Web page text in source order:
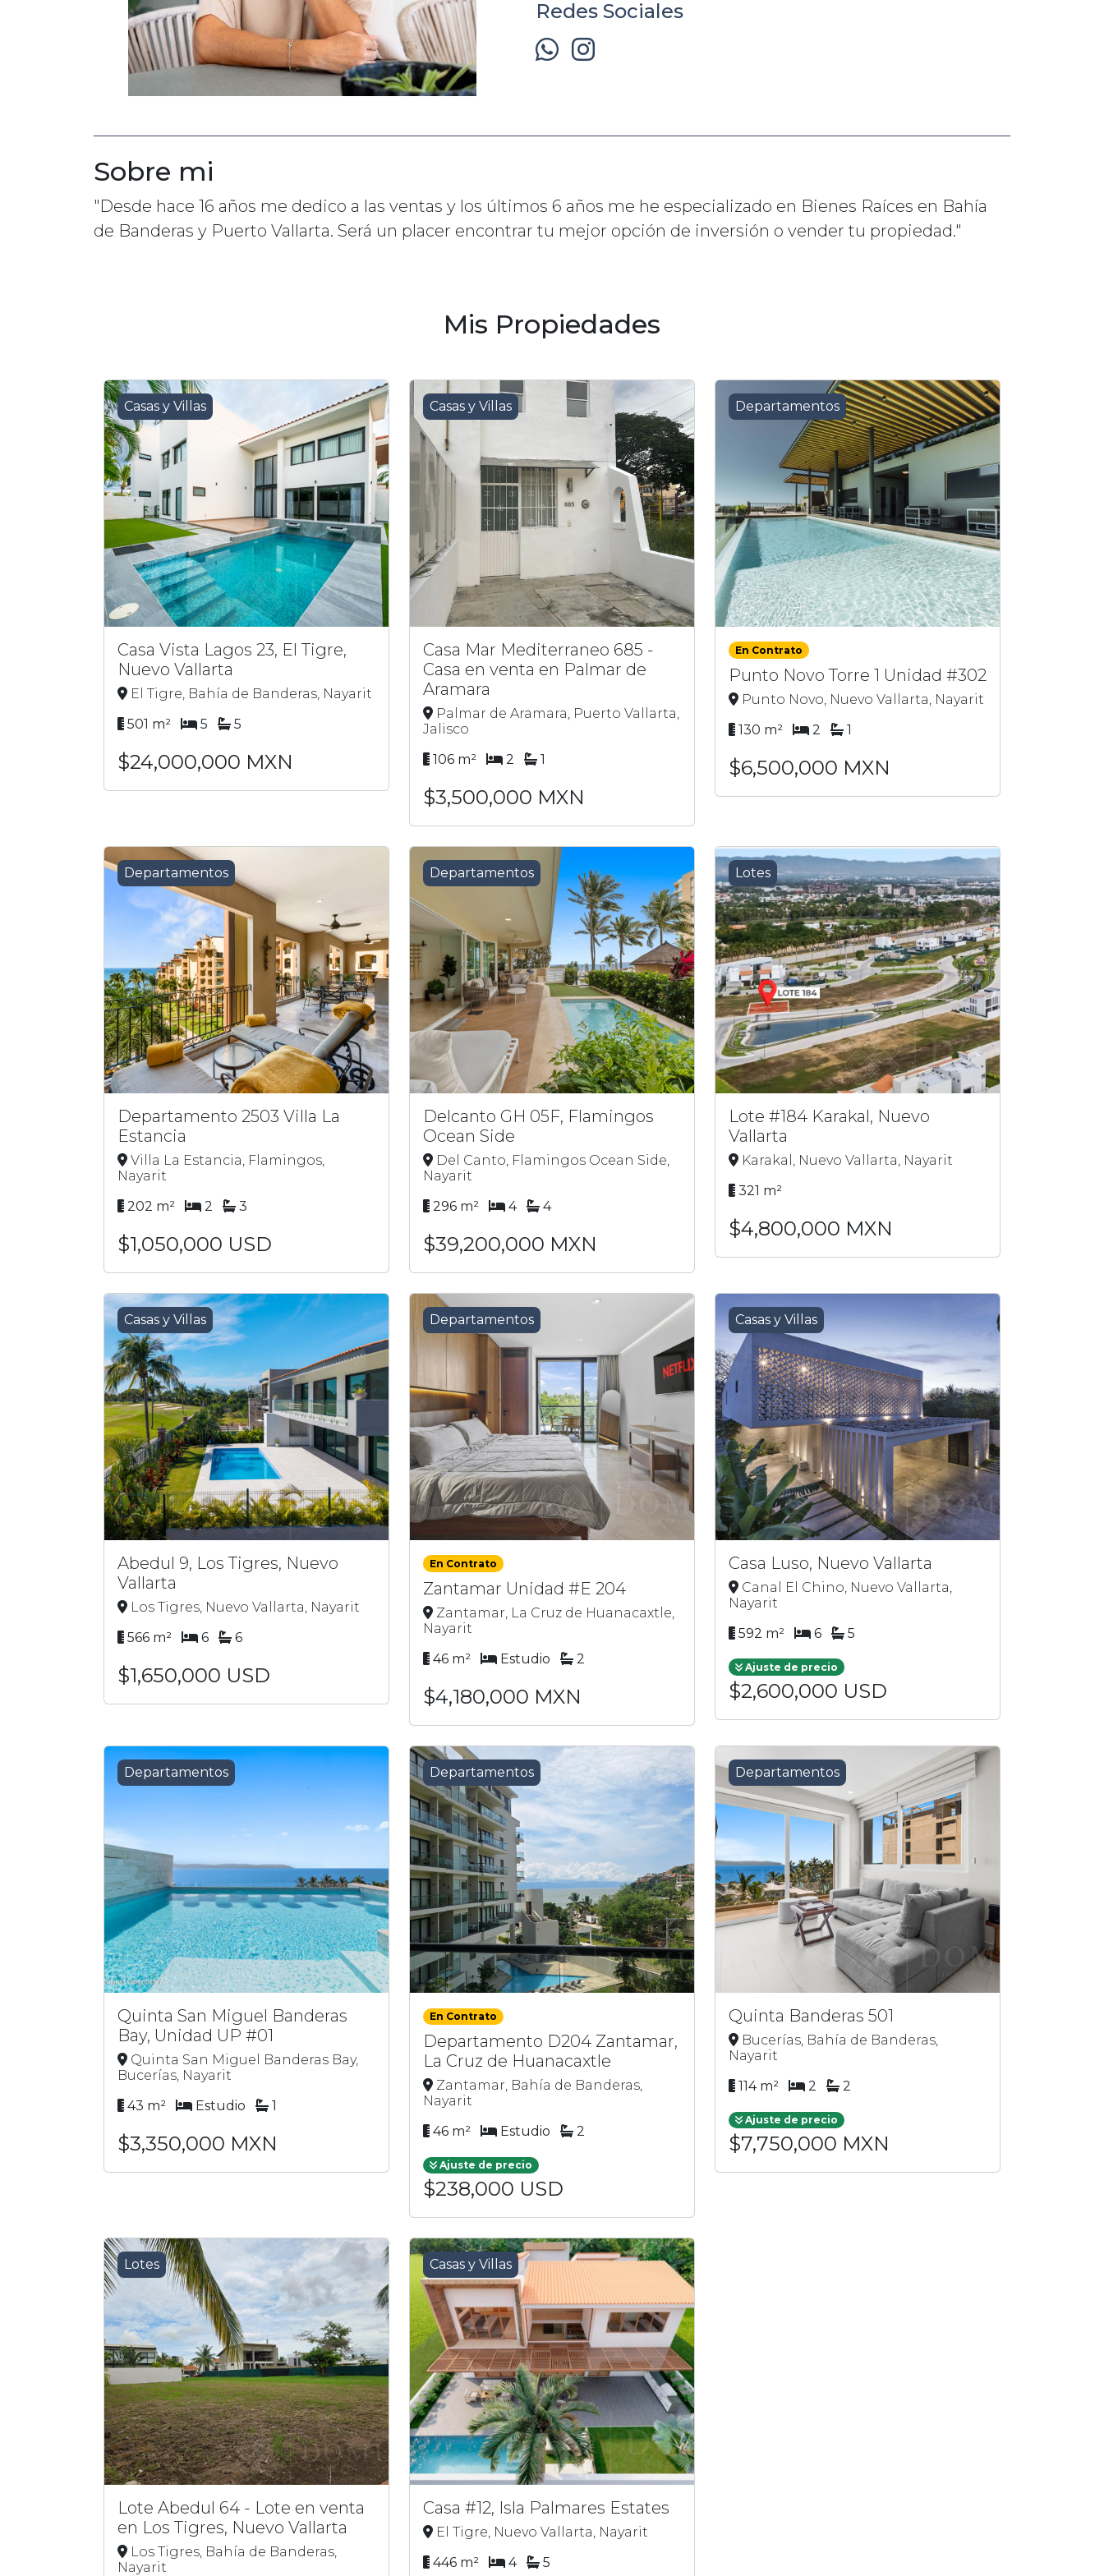
Redes Sociales
Sobre mi
"Desde hace 16 años me dedico a las ventas y los últimos 6 años me he especializado en Bienes Raíces en Bahía
de Banderas y Puerto Vallarta. Será un placer encontrar tu mejor opción de inversión o vender tu propiedad."
Mis Propiedades
Casas y Villas
Casa Vista Lagos 23, El Tigre,
Nuevo Vallarta
El Tigre, Bahía de Banderas, Nayarit
501 m²
5 5
$24,000,000 MXN
Casas y Villas
Casa Mar Mediterraneo 685 -
Casa en venta en Palmar de
Aramara
Palmar de Aramara, Puerto Vallarta,
Jalisco
106 m²
2 1
$3,500,000 MXN
Departamentos
En Contrato
Punto Novo Torre 1 Unidad #302
Punto Novo, Nuevo Vallarta, Nayarit
130 m²
2 1
$6,500,000 MXN
Departamentos
Departamento 2503 Villa La
Estancia
Villa La Estancia, Flamingos,
Nayarit
202 m²
2 3
$1,050,000 USD
Departamentos
Delcanto GH 05F, Flamingos
Ocean Side
Del Canto, Flamingos Ocean Side,
Nayarit
296 m²
4 4
$39,200,000 MXN
Lotes
Lote #184 Karakal, Nuevo
Vallarta
Karakal, Nuevo Vallarta, Nayarit
321 m²
$4,800,000 MXN
Casas y Villas
Abedul 9, Los Tigres, Nuevo
Vallarta
Los Tigres, Nuevo Vallarta, Nayarit
566 m²
6 6
$1,650,000 USD
Departamentos
En Contrato
Zantamar Unidad #E 204
Zantamar, La Cruz de Huanacaxtle,
Nayarit
46 m²
Estudio 2
$4,180,000 MXN
Casas y Villas
Casa Luso, Nuevo Vallarta
Canal El Chino, Nuevo Vallarta,
Nayarit
592 m²
6 5
Ajuste de precio
$2,600,000 USD
Departamentos
Quinta San Miguel Banderas
Bay, Unidad UP #01
Quinta San Miguel Banderas Bay,
Bucerías, Nayarit
43 m²
Estudio 1
$3,350,000 MXN
Departamentos
En Contrato
Departamento D204 Zantamar,
La Cruz de Huanacaxtle
Zantamar, Bahía de Banderas,
Nayarit
46 m²
Estudio 2
Ajuste de precio
$238,000 USD
Departamentos
Quinta Banderas 501
Bucerías, Bahía de Banderas,
Nayarit
114 m²
2 2
Ajuste de precio
$7,750,000 MXN
Lotes
Lote Abedul 64 - Lote en venta
en Los Tigres, Nuevo Vallarta
Los Tigres, Bahía de Banderas,
Nayarit
Casas y Villas
Casa #12, Isla Palmares Estates
El Tigre, Nuevo Vallarta, Nayarit
446 m²
4 5